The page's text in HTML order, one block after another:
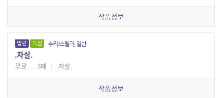
작품정보
엽편 독점 추리/스릴러, 일반
.자살.
무료 | 3매 | .자살.
작품정보